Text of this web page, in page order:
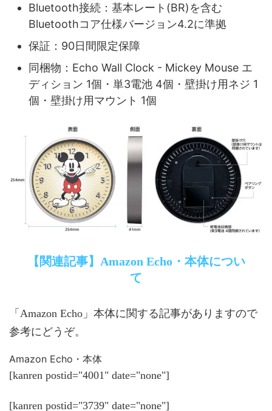
Bluetooth接続：基本レート(BR)を含む
Bluetoothコア仕様バージョン4.2に準拠
保証：90日間限定保障
同梱物：Echo Wall Clock - Mickey Mouse エ
ディション 1個・単3電池 4個・壁掛け用ネジ 1
個・壁掛け用マウント 1個
【関連記事】Amazon Echo・本体につい
て
「Amazon Echo」本体に関する記事がありますので
参考にどうぞ。
Amazon Echo・本体
[kanren postid="4001" date="none"]
[kanren postid="3739" date="none"]